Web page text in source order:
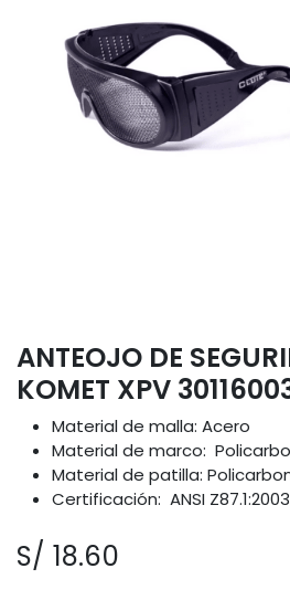
ANTEOJO DE
KOMET XPV
Material de malla: Acero
Material de marco:
Material de patilla:
Certificación: ANSI Z87.1:2003
S/ 18.60